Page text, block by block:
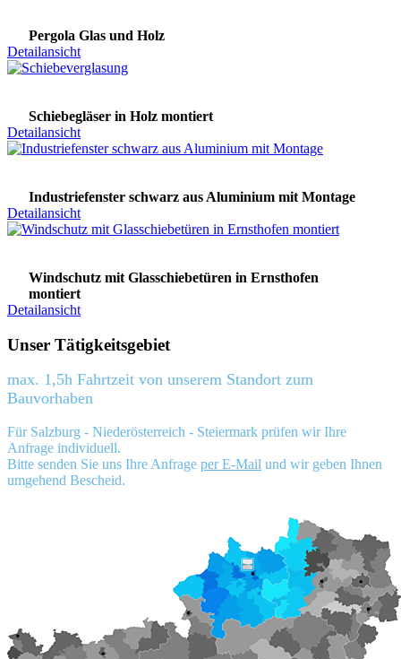
Pergola Glas und Holz
Detailansicht
Schiebegläser in Holz montiert
Detailansicht
Industriefenster schwarz aus Aluminium mit Montage
Detailansicht
Windschutz mit Glasschiebetüren in Ernsthofen
montiert
Detailansicht
Unser Tätigkeitsgebiet
max. 1,5h Fahrtzeit von unserem Standort zum
Bauvorhaben
Für Salzburg - Niederösterreich - Steiermark prüfen wir Ihre
Anfrage individuell.
Bitte senden Sie uns Ihre Anfrage per E-Mail und wir geben Ihnen
umgehend Bescheid.